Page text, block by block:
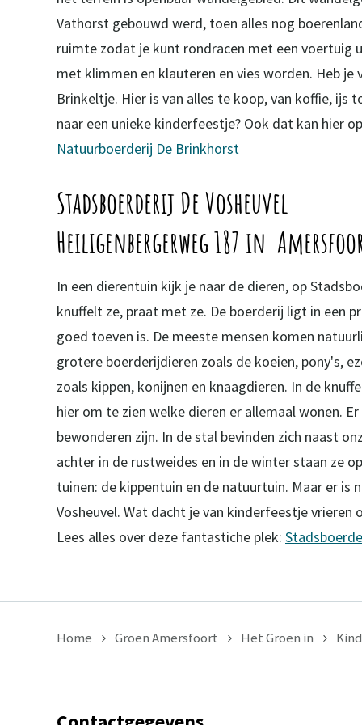
Vathorst gebouwd werd, toen alles nog
ruimte zodat je kunt rondracen met een voertuig
met klimmen en klauteren en vies worden. Heb
Brinkeltje. Hier is van alles te koop, van koffie, ijs
naar een unieke kinderfeestje? Ook dat kan hier
Natuurboerderij De Brinkhorst
Stadsboerderij De Vosheuvel
Heiligenbergerweg 187 in
In een dierentuin kijk je naar de dieren, op
knuffelt ze, praat met ze. De boerderij ligt in een
goed toeven is. De meeste mensen komen
grotere boerderijdieren zoals de koeien, pony's,
zoals kippen, konijnen en knaagdieren. In de
hier om te zien welke dieren er allemaal wonen.
bewonderen zijn. In de stal bevinden zich naast
achter in de rustweides en in de winter staan ze
tuinen: de kippentuin en de natuurtuin. Maar er
Vosheuvel. Wat dacht je van kinderfeestje vrieren
Lees alles over deze fantastiche plek:
Home Groen Amersfoort Het Groen in